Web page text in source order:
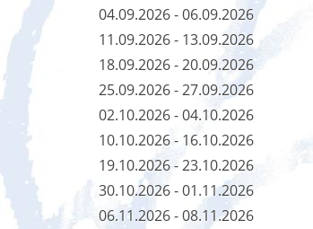
04.09.2026 - 06.09.2026
11.09.2026 - 13.09.2026
18.09.2026 - 20.09.2026
25.09.2026 - 27.09.2026
02.10.2026 - 04.10.2026
10.10.2026 - 16.10.2026
19.10.2026 - 23.10.2026
30.10.2026 - 01.11.2026
06.11.2026 - 08.11.2026